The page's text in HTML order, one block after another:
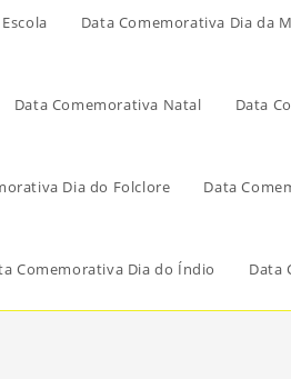
Data Comemorativa Dia da
Data Comemorativa Natal Data
Dia do Folclore Data
Comemorativa Dia do Índio Data